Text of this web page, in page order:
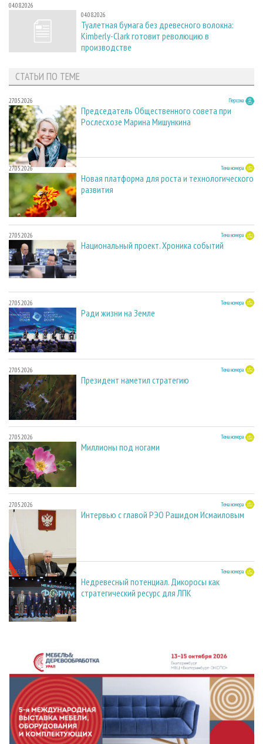
04.08.2026
04.08.2026
Туалетная бумага без древесного волокна:
Kimberly-Clark готовит революцию в
производстве
СТАТЬИ ПО ТЕМЕ
27.05.2026 Персона
Председатель Общественного совета при
Рослесхозе Марина Мишункина
27.05.2026 Тема номера
Новая платформа для роста и технологического
развития
27.05.2026 Тема номера
Национальный проект. Хроника событий
27.05.2026 Тема номера
Ради жизни на Земле
27.05.2026 Тема номера
Президент наметил стратегию
27.05.2026 Тема номера
Миллионы под ногами
27.05.2026 Тема номера
Интервью с главой РЭО Рашидом Исмаиловым
27.05.2026 Тема номера
Недревесный потенциал. Дикоросы как
стратегический ресурс для ЛПК